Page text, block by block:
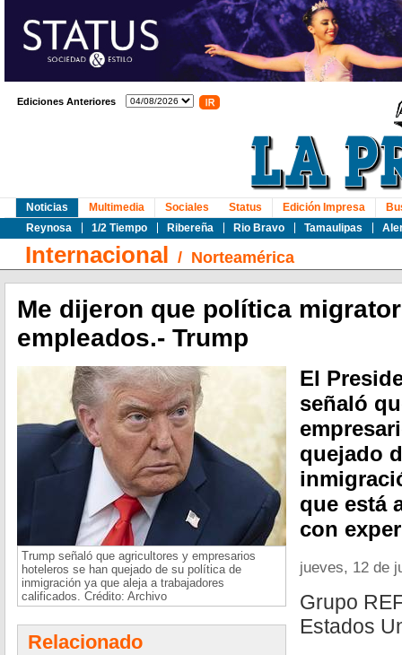
Ediciones Anteriores
Noticias
Reynosa
1/2 Tiempo Ribereña Rio Bravo Tamaulipas
Multimedia Sociales Status Edición Impresa
Internacional / Norteamérica
Me dijeron que política
empleados.- Trump
Trump señaló que agricultores y empresarios
hoteleros se han quejado de su política de
inmigración ya que aleja a trabajadores
calificados. Crédito: Archivo
Relacionado
El
señaló
quejado
que está
con
jueves, 12 de
Grupo
Estados